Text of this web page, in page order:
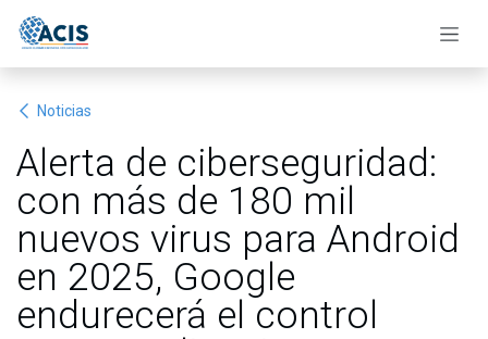
Noticias
Alerta de ciberseguridad:
con más de 180 mil
nuevos virus para Android
en 2025, Google
endurecerá el control